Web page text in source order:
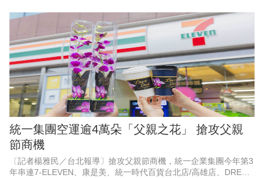
定芋頭品項買一
統一集團空運逾4萬朵「父親之花」 搶攻父親
節商機
〔記者楊雅民／台北報導〕搶攻父親節商機，統一企業集團今年第3
年串連7-ELEVEN、康是美、統一時代百貨台北店/高雄店、DREAM